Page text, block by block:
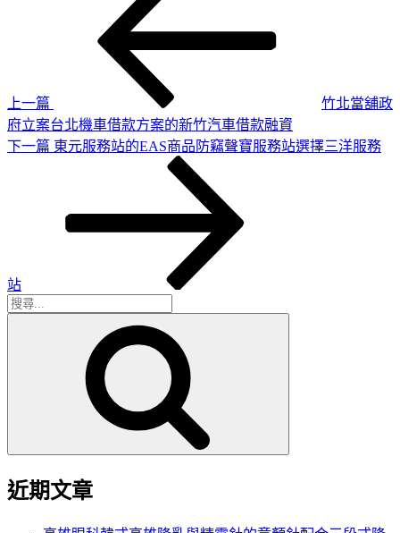
上一篇
竹北當舖政
府立案台北機車借款方案的新竹汽車借款融資
下
下一篇 東元服務站的EAS商品防竊聲寶服務站選擇三洋服務
站
搜
近期文章